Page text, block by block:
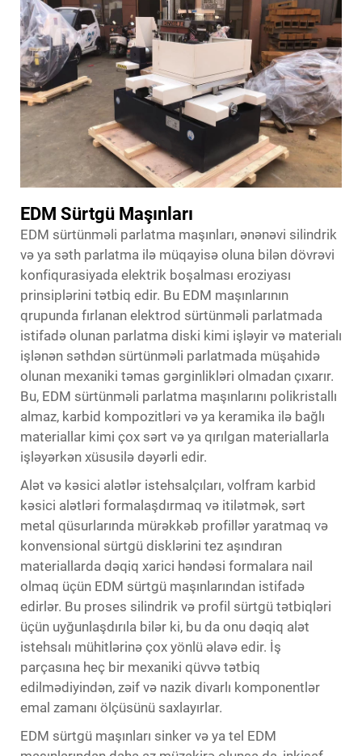
EDM Sürtgü Maşınları
EDM sürtünməli parlatma maşınları, ənənəvi silindrik
və ya səth parlatma ilə müqayisə oluna bilən dövrəvi
konfiqurasiyada elektrik boşalması eroziyası
prinsiplərini tətbiq edir. Bu EDM maşınlarının
qrupunda fırlanan elektrod sürtünməli parlatmada
istifadə olunan parlatma diski kimi işləyir və materialı
işlənən səthdən sürtünməli parlatmada müşahidə
olunan mexaniki təmas gərginlikləri olmadan çıxarır.
Bu, EDM sürtünməli parlatma maşınlarını polikristallı
almaz, karbid kompozitləri və ya keramika ilə bağlı
materiallar kimi çox sərt və ya qırılgan materiallarla
işləyərkən xüsusilə dəyərli edir.
Alət və kəsici alətlər istehsalçıları, volfram karbid
kəsici alətləri formalaşdırmaq və itilətmək, sərt
metal qüsurlarında mürəkkəb profillər yaratmaq və
konvensional sürtgü disklərini tez aşındıran
materiallarda dəqiq xarici həndəsi formalara nail
olmaq üçün EDM sürtgü maşınlarından istifadə
edirlər. Bu proses silindrik və profil sürtgü tətbiqləri
üçün uyğunlaşdırıla bilər ki, bu da onu dəqiq alət
istehsalı mühitlərinə çox yönlü əlavə edir. İş
parçasına heç bir mexaniki qüvvə tətbiq
edilmədiyindən, zəif və nazik divarlı komponentlər
emal zamanı ölçüsünü saxlayırlar.
EDM sürtgü maşınları sinker və ya tel EDM